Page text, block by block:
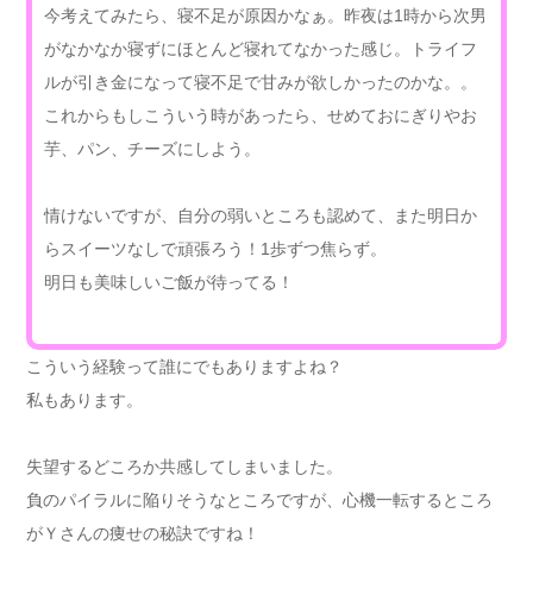
今考えてみたら、寝不足が原因かなぁ。昨夜は1時から次男
がなかなか寝ずにほとんど寝れてなかった感じ。トライフ
ルが引き金になって寝不足で甘みが欲しかったのかな。。
これからもしこういう時があったら、せめておにぎりやお
芋、パン、チーズにしよう。
情けないですが、自分の弱いところも認めて、また明日か
らスイーツなしで頑張ろう！1歩ずつ焦らず。
明日も美味しいご飯が待ってる！
こういう経験って誰にでもありますよね？
私もあります。
失望するどころか共感してしまいました。
負のパイラルに陥りそうなところですが、心機一転するところ
がＹさんの痩せの秘訣ですね！